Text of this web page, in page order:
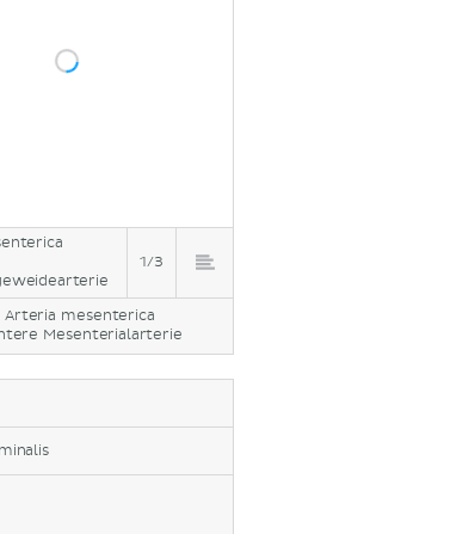
1/3
Arteria mesenterica
Mesenterialarterie